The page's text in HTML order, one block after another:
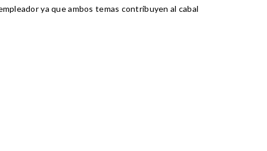
ya que ambos temas contribuyen al cabal